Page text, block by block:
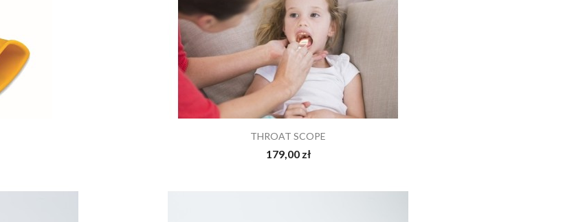
THROAT SCOPE
179,00 zł